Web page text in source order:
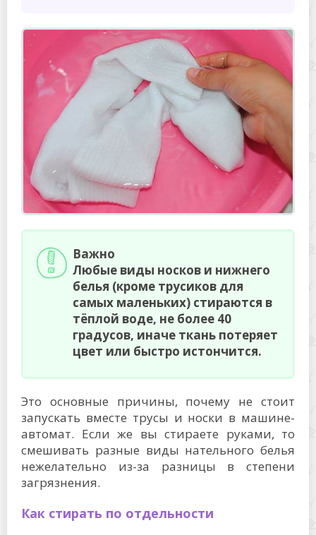
Важно
Любые виды носков и нижнего
белья (кроме трусиков для
самых маленьких) стираются в
тёплой воде, не более 40
градусов, иначе ткань потеряет
цвет или быстро истончится.
Это основные причины, почему не стоит
запускать вместе трусы и носки в машине-
автомат. Если же вы стираете руками, то
смешивать разные виды нательного белья
нежелательно из-за разницы в степени
загрязнения.
Как стирать по отдельности